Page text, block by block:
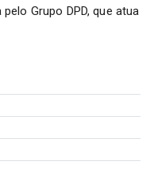
Grupo DPD, que atua